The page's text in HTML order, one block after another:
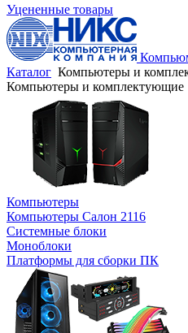
Уцененные товары
Каталог Компьютеры и
Компьютеры и комплектующие
Компьютеры
Компьютеры Салон 2116
Системные блоки
Моноблоки
Платформы для сборки ПК